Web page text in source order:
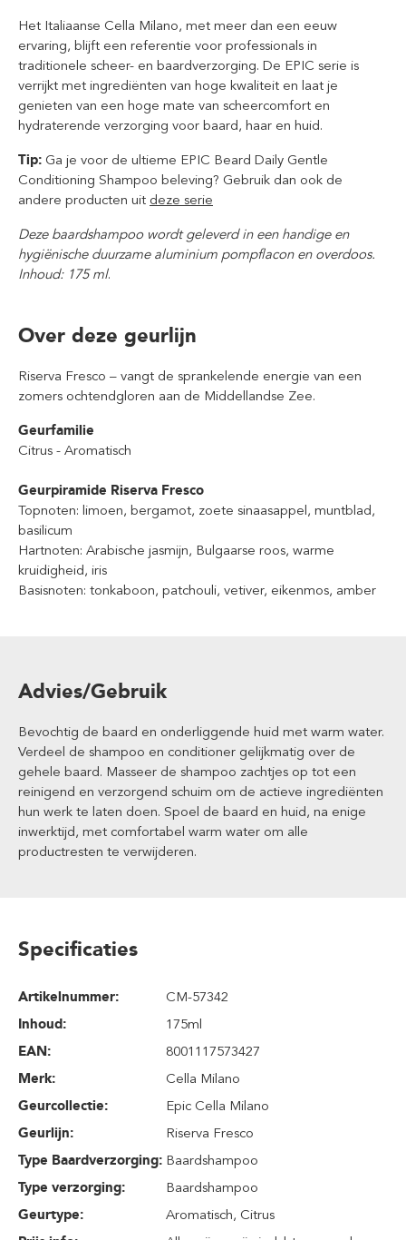
Het Italiaanse Cella Milano, met meer dan een eeuw
ervaring, blijft een referentie voor professionals in
traditionele scheer- en baardverzorging. De EPIC serie is
verrijkt met ingrediënten van hoge kwaliteit en laat je
genieten van een hoge mate van scheercomfort en
hydraterende verzorging voor baard, haar en huid.
Tip: Ga je voor de ultieme EPIC Beard Daily Gentle
Conditioning Shampoo beleving? Gebruik dan ook de
andere producten uit deze serie
Deze baardshampoo wordt geleverd in een handige en
hygiënische duurzame aluminium pompflacon en overdoos.
Inhoud: 175 ml.
Over deze geurlijn
Riserva Fresco – vangt de sprankelende energie van een
zomers ochtendgloren aan de Middellandse Zee.
Geurfamilie
Citrus - Aromatisch
Geurpiramide Riserva Fresco
Topnoten: limoen, bergamot, zoete sinaasappel, muntblad,
basilicum
Hartnoten: Arabische jasmijn, Bulgaarse roos, warme
kruidigheid, iris
Basisnoten: tonkaboon, patchouli, vetiver, eikenmos, amber
Advies/Gebruik
Bevochtig de baard en onderliggende huid met warm water.
Verdeel de shampoo en conditioner gelijkmatig over de
gehele baard. Masseer de shampoo zachtjes op tot een
reinigend en verzorgend schuim om de actieve ingrediënten
hun werk te laten doen. Spoel de baard en huid, na enige
inwerktijd, met comfortabel warm water om alle
productresten te verwijderen.
Specificaties
Artikelnummer:
CM-57342
Inhoud:
175ml
EAN:
8001117573427
Merk:
Cella Milano
Geurcollectie:
Epic Cella Milano
Geurlijn:
Riserva Fresco
Type Baardverzorging: Baardshampoo
Type verzorging:
Baardshampoo
Geurtype:
Aromatisch, Citrus